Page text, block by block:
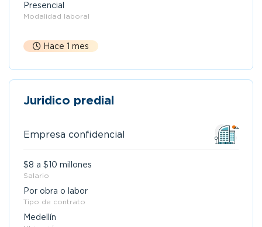
Presencial
Modalidad laboral
Hace 1 mes
Juridico predial
Empresa confidencial
$8 a $10 millones
Salario
Por obra o labor
Tipo de contrato
Medellín